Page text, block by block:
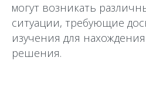
могут возникать
ситуации, требующие
изучения для
решения.